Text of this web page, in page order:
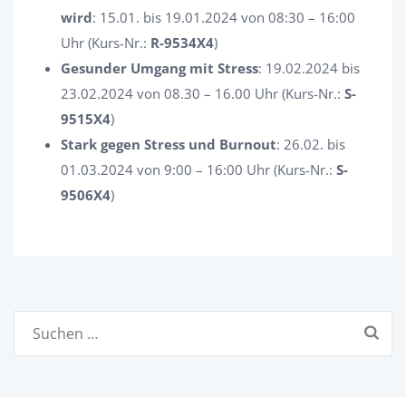
wird: 15.01. bis 19.01.2024 von 08:30 – 16:00
Uhr (Kurs-Nr.: R-9534X4)
Gesunder Umgang mit Stress: 19.02.2024 bis
23.02.2024 von 08.30 – 16.00 Uhr (Kurs-Nr.: S-
9515X4)
Stark gegen Stress und Burnout: 26.02. bis
01.03.2024 von 9:00 – 16:00 Uhr (Kurs-Nr.: S-
9506X4)
Suchen